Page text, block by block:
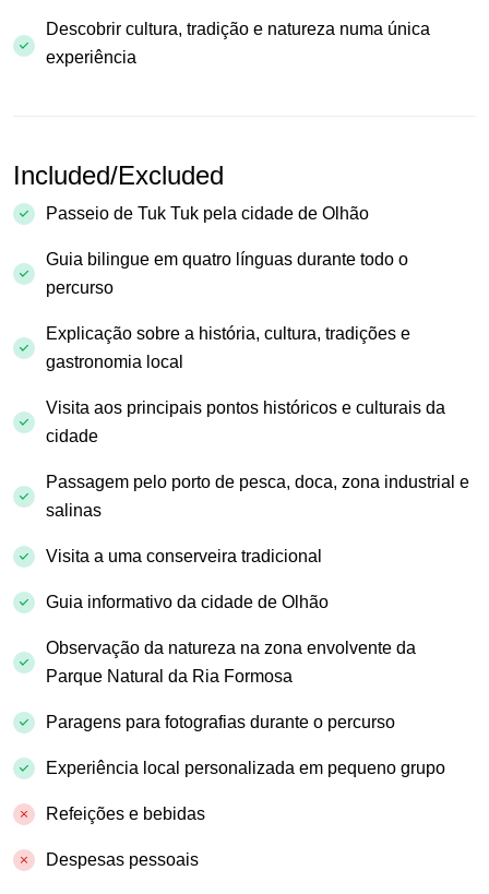
Descobrir cultura, tradição e natureza numa única
experiência
Included/Excluded
Passeio de Tuk Tuk pela cidade de Olhão
Guia bilingue em quatro línguas durante todo o
percurso
Explicação sobre a história, cultura, tradições e
gastronomia local
Visita aos principais pontos históricos e culturais da
cidade
Passagem pelo porto de pesca, doca, zona industrial e
salinas
Visita a uma conserveira tradicional
Guia informativo da cidade de Olhão
Observação da natureza na zona envolvente da
Parque Natural da Ria Formosa
Paragens para fotografias durante o percurso
Experiência local personalizada em pequeno grupo
Refeições e bebidas
Despesas pessoais